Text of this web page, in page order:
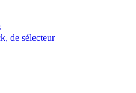
de sélecteur